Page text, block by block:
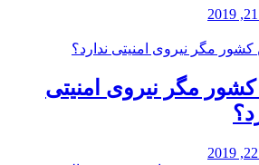
کشور مگر نیروی امنیتی